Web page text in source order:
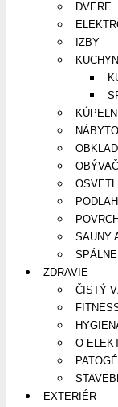
DVERE
IZBY
SAUNY
SPÁLNE
ZDRAVIE
ČISTÝ
O
EXTERIÉR